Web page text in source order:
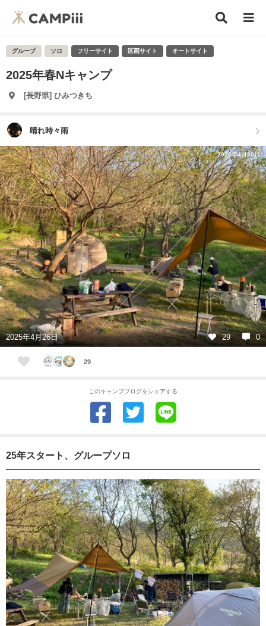
グループ ソロ フリーサイト 区画サイト オートサイト
2025年春Nキャンプ
[長野県] ひみつきち
晴れ時々雨
2025年4月30日
2025年4月26日 29 0
29
このキャンプブログをシェアする
25年スタート、グループソロ